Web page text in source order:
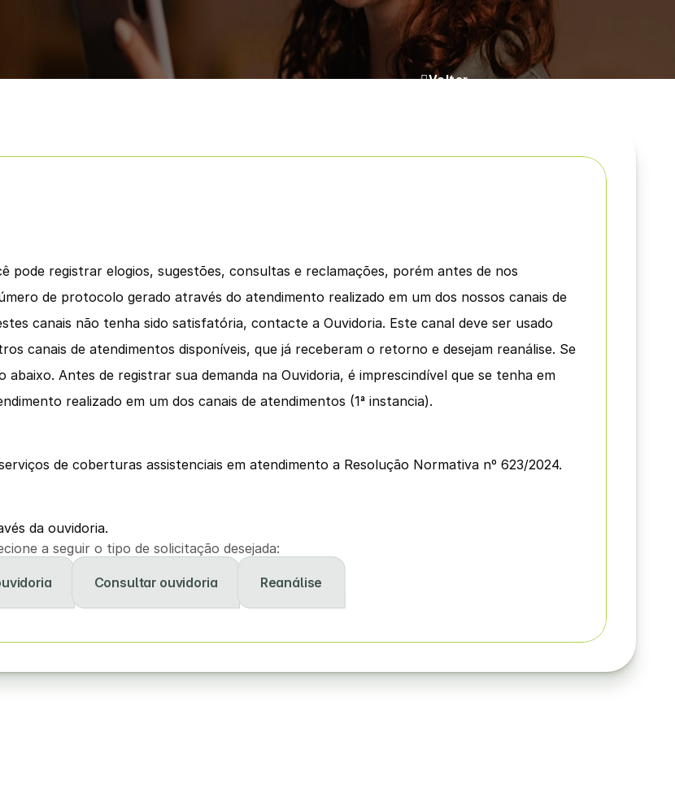
Voltar
pode registrar elogios, sugestões, consultas e reclamações, porém antes de nos
de protocolo gerado através do atendimento realizado em um dos nossos canais de
canais não tenha sido satisfatória, contacte a Ouvidoria. Este canal deve ser usado
canais de atendimentos disponíveis, que já receberam o retorno e desejam reanálise. Se
Antes de registrar sua demanda na Ouvidoria, é imprescindível que se tenha em
realizado em um dos canais de atendimentos (1ª instancia).
de coberturas assistenciais em atendimento a Resolução Normativa nº 623/2024.
da ouvidoria.
a seguir o tipo de solicitação desejada:
Consultar ouvidoria Reanálise